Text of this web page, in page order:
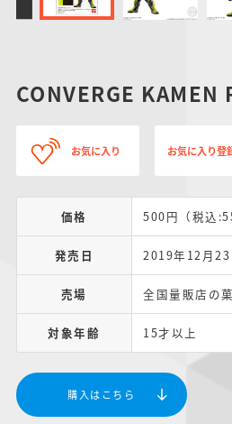
CONVERGE KAMEN
お気に入り お気に入り登
価格 500円（税込
発売日 2019年12月23
売場 全国量販店の
対象年齢 15才以上
購入はこちら